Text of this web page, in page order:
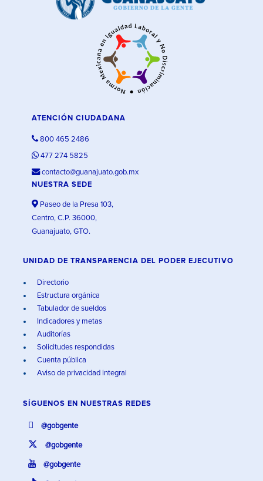
ATENCIÓN CIUDADANA
800 465 2486
477 274 5825
contacto@guanajuato.gob.mx
NUESTRA SEDE
Paseo de la Presa 103,
Centro, C.P. 36000,
Guanajuato, GTO.
UNIDAD DE TRANSPARENCIA DEL PODER EJECUTIVO
Directorio
Estructura orgánica
Tabulador de sueldos
Indicadores y metas
Auditorías
Solicitudes respondidas
Cuenta pública
Aviso de privacidad integral
SÍGUENOS EN NUESTRAS REDES
@gobgente
@gobgente
@gobgente